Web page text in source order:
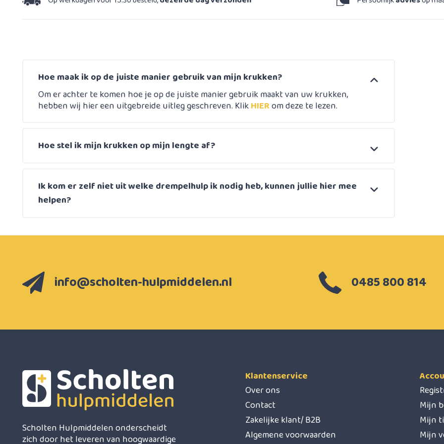
Hoe maak ik op de juiste manier gebruik van mijn krukken?
Om er achter te komen hoe je op de juiste manier gebruik maakt van uw krukken,
hebben wij hier een uitgebreide uitleg geschreven. KlikHIERom deze te lezen.
Hoe stel ik mijn krukken op mijn lengte af?
Ik kom er zelf niet uit welke drempelhulp ik nodig heb, kunnen jullie hier mee
helpen?
info@scholten-hulpmiddelen.nl 0485 800 814
Scholten Hulpmiddelen onderscheidt
zich door het leveren van hoogwaardige
Klantenservice
Over ons
Contact
Zakelijke klant/ B2B
Algemene voorwaarden
Mijn
Mijn
Mijn